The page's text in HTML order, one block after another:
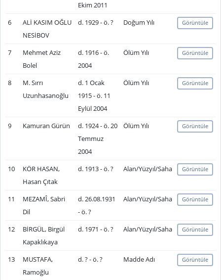
Ekim 2011
6
ALİ KASIM OĞLU
NESİBOV
d. 1929 - ö. ? Doğum Yılı Görüntüle
7
Mehmet Aziz
Bolel
d. 1916 - ö.
2004
Ölüm Yılı Görüntüle
8
M. Sırrı
Uzunhasanoğlu
d. 1 Ocak
1915 - ö. 11
Eylül 2004
Ölüm Yılı Görüntüle
9 Kamuran Gürün
d. 1924 - ö. 20
Temmuz
2004
Ölüm Yılı Görüntüle
10
KÖR HASAN,
Hasan Çıtak
d. 1913 - ö. ? Alan/Yüzyıl/Saha Görüntüle
11
MEZAMÎ, Sabri
Dil
d. 26.08.1931
- ö. ?
Alan/Yüzyıl/Saha Görüntüle
12
BİRGÜL, Birgül
Kapaklıkaya
d. 1971 - ö. ? Alan/Yüzyıl/Saha Görüntüle
13
MUSTAFA,
Ramoğlu
d. ? - ö. ? Madde Adı Görüntüle